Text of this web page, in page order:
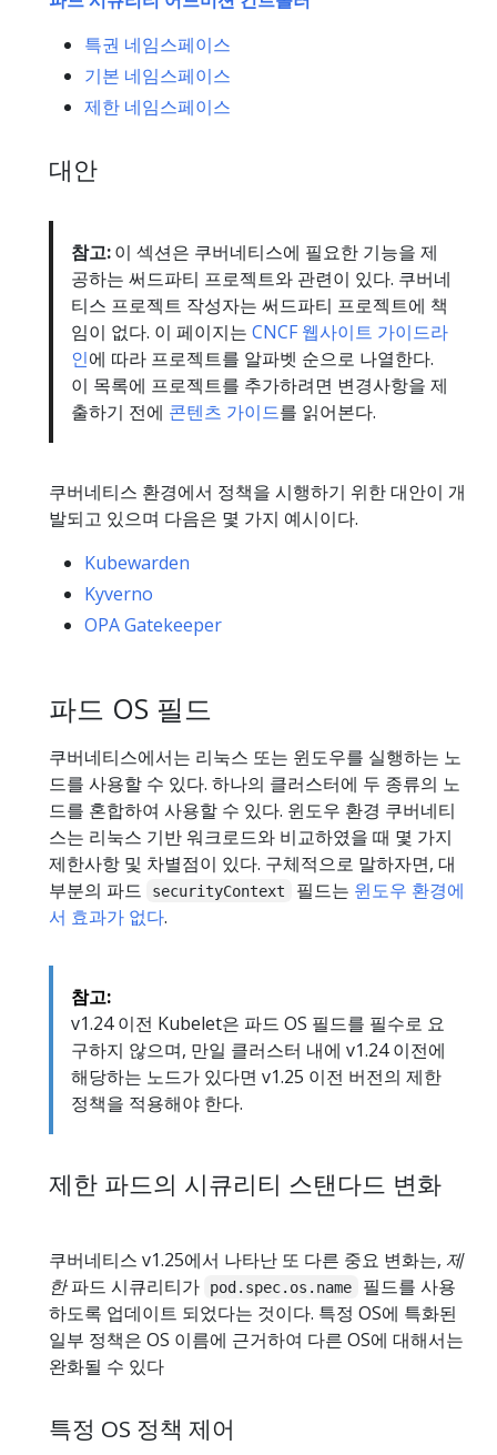
특권 네임스페이스
기본 네임스페이스
제한 네임스페이스
대안
참고:이 섹션은 쿠버네티스에 필요한 기능을 제
공하는 써드파티 프로젝트와 관련이 있다. 쿠버네
티스 프로젝트 작성자는 써드파티 프로젝트에 책
임이 없다. 이 페이지는 CNCF 웹사이트 가이드라
인에 따라 프로젝트를 알파벳 순으로 나열한다.
이 목록에 프로젝트를 추가하려면 변경사항을 제
출하기 전에 콘텐츠 가이드를 읽어본다.
쿠버네티스 환경에서 정책을 시행하기 위한 대안이 개
발되고 있으며 다음은 몇 가지 예시이다.
Kubewarden
Kyverno
OPA Gatekeeper
파드 OS 필드
쿠버네티스에서는 리눅스 또는 윈도우를 실행하는 노
드를 사용할 수 있다. 하나의 클러스터에 두 종류의 노
드를 혼합하여 사용할 수 있다. 윈도우 환경 쿠버네티
스는 리눅스 기반 워크로드와 비교하였을 때 몇 가지
제한사항 및 차별점이 있다. 구체적으로 말하자면, 대
부분의 파드
securityContext 필드는 윈도우 환경에
서 효과가 없다.
참고:
v1.24 이전 Kubelet은 파드 OS 필드를 필수로 요
구하지 않으며, 만일 클러스터 내에 v1.24 이전에
해당하는 노드가 있다면 v1.25 이전 버전의 제한
정책을 적용해야 한다.
제한 파드의 시큐리티 스탠다드 변화
쿠버네티스 v1.25에서 나타난 또 다른 중요 변화는, 제
한파드 시큐리티가 pod.spec.os.name
필드를 사용
하도록 업데이트 되었다는 것이다. 특정 OS에 특화된
일부 정책은 OS 이름에 근거하여 다른 OS에 대해서는
완화될 수 있다
특정 OS 정책 제어